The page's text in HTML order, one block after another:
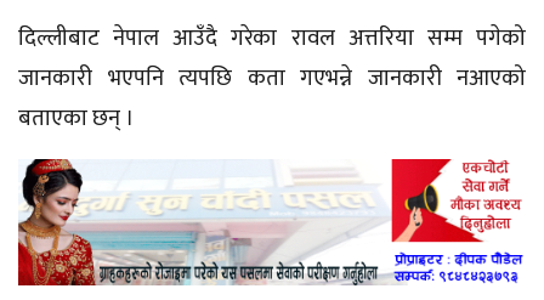
दिल्लीबाट नेपाल आउँदै गरेका रावल अत्तरिया सम्म पगेको
जानकारी भएपनि त्यपछि कता गएभन्ने जानकारी नआएको
बताएका छन् ।